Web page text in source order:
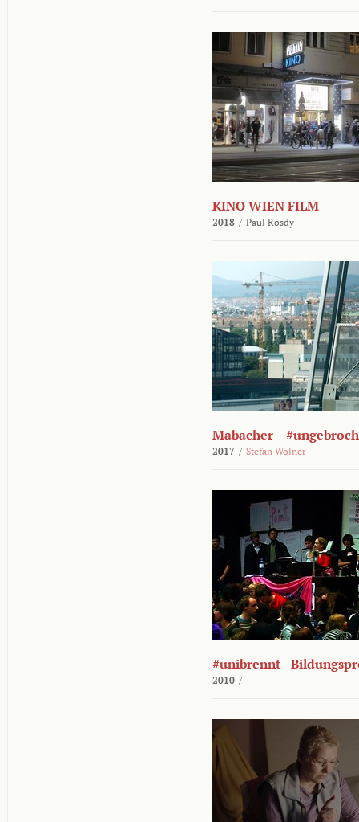
KINO WIEN FILM
2018 / Paul Rosdy
Mabacher –
2017 / Stefan Wolner
#unibrennt -
2010 /